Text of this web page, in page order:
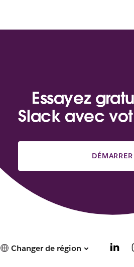
Essayez
Slack avec
DÉMARRER
Changer de région